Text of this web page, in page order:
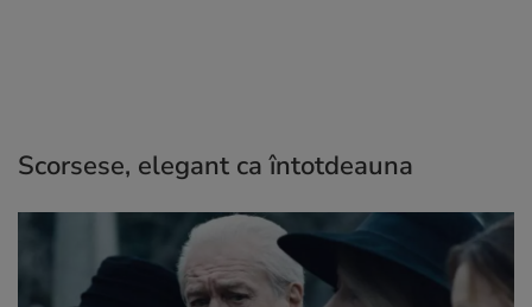
Scorsese, elegant ca întotdeauna